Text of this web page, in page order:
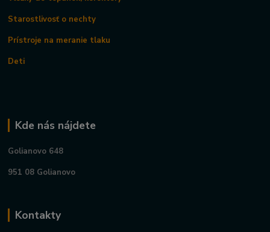
Starostlivosť o nechty
Prístroje na meranie tlaku
Deti
Kde nás nájdete
Golianovo 648
951 08 Golianovo
Kontakty